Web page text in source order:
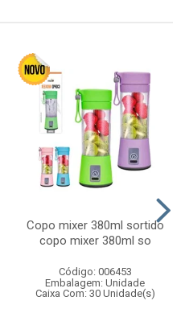
Copo mixer 380ml sortido
copo mixer 380ml so
Código: 006453
Embalagem: Unidade
Caixa Com: 30 Unidade(s)